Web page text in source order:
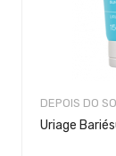
DEPOIS DO
Uriage